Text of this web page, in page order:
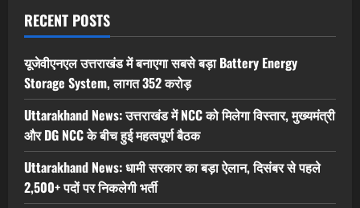
RECENT POSTS
यूजेवीएनएल उत्तराखंड में बनाएगा सबसे बड़ा Battery Energy
Storage System, लागत 352 करोड़
Uttarakhand News: उत्तराखंड में NCC को मिलेगा विस्तार, मुख्यमंत्री
और DG NCC के बीच हुई महत्वपूर्ण बैठक
Uttarakhand News: धामी सरकार का बड़ा ऐलान, दिसंबर से पहले
2,500+ पदों पर निकलेगी भर्ती